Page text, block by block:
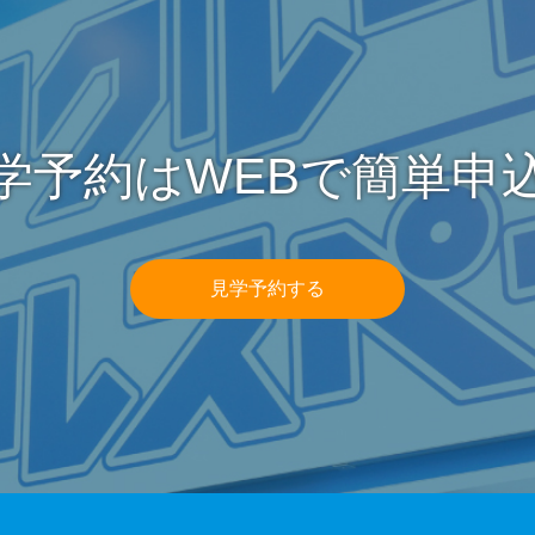
予約はWEBで簡単申
見学予約する